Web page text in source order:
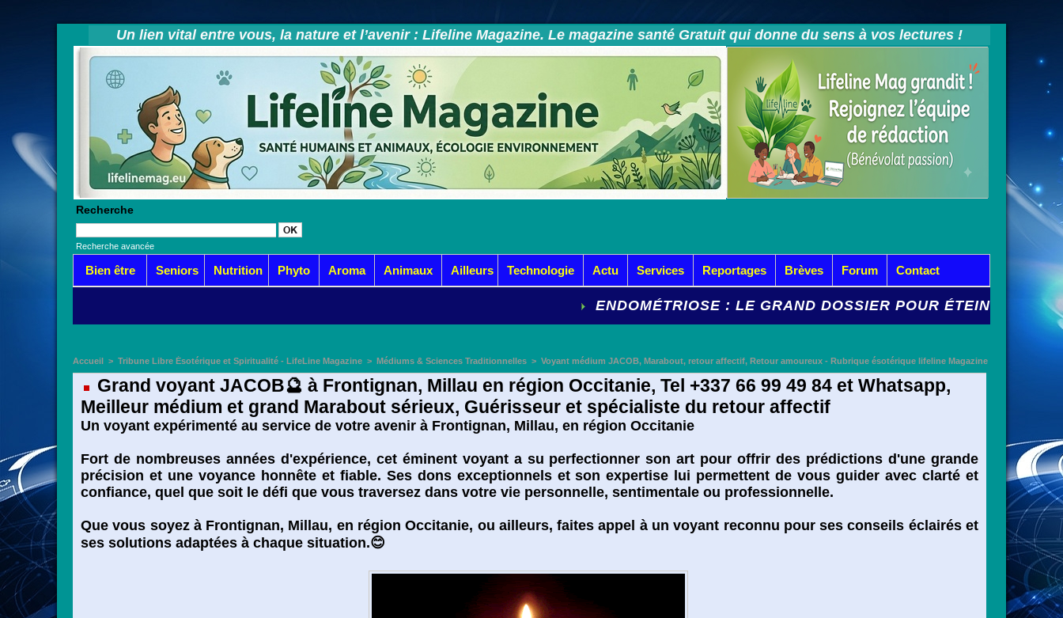
Un lien vital entre vous, la nature et l’avenir : Lifeline Magazine. Le magazine santé Gratuit qui donne du sens à vos lectures !
Recherche
Recherche avancée
Bien être Seniors Nutrition Phyto Aroma Animaux Ailleurs Technologie Actu Services Reportages Brèves Forum Contact
ENDOMÉTRIOSE : LE GRAND DOSSIER POUR ÉTEINDRE L'INCENDIE
Accueil > Tribune Libre Ésotérique et Spiritualité - LifeLine Magazine > Médiums & Sciences Traditionnelles > Voyant médium JACOB, Marabout, retour affectif, Retour amoureux - Rubrique ésotérique lifeline Magazine
Grand voyant JACOB🔮 à Frontignan, Millau en région Occitanie, Tel +337 66 99 49 84 et Whatsapp,
Meilleur médium et grand Marabout sérieux, Guérisseur et spécialiste du retour affectif
Un voyant expérimenté au service de votre avenir à Frontignan, Millau, en région Occitanie
Fort de nombreuses années d'expérience, cet éminent voyant a su perfectionner son art pour offrir des prédictions d'une grande
précision et une voyance honnête et fiable. Ses dons exceptionnels et son expertise lui permettent de vous guider avec clarté et
confiance, quel que soit le défi que vous traversez dans votre vie personnelle, sentimentale ou professionnelle.
Que vous soyez à Frontignan, Millau, en région Occitanie, ou ailleurs, faites appel à un voyant reconnu pour ses conseils éclairés et
ses solutions adaptées à chaque situation.😊